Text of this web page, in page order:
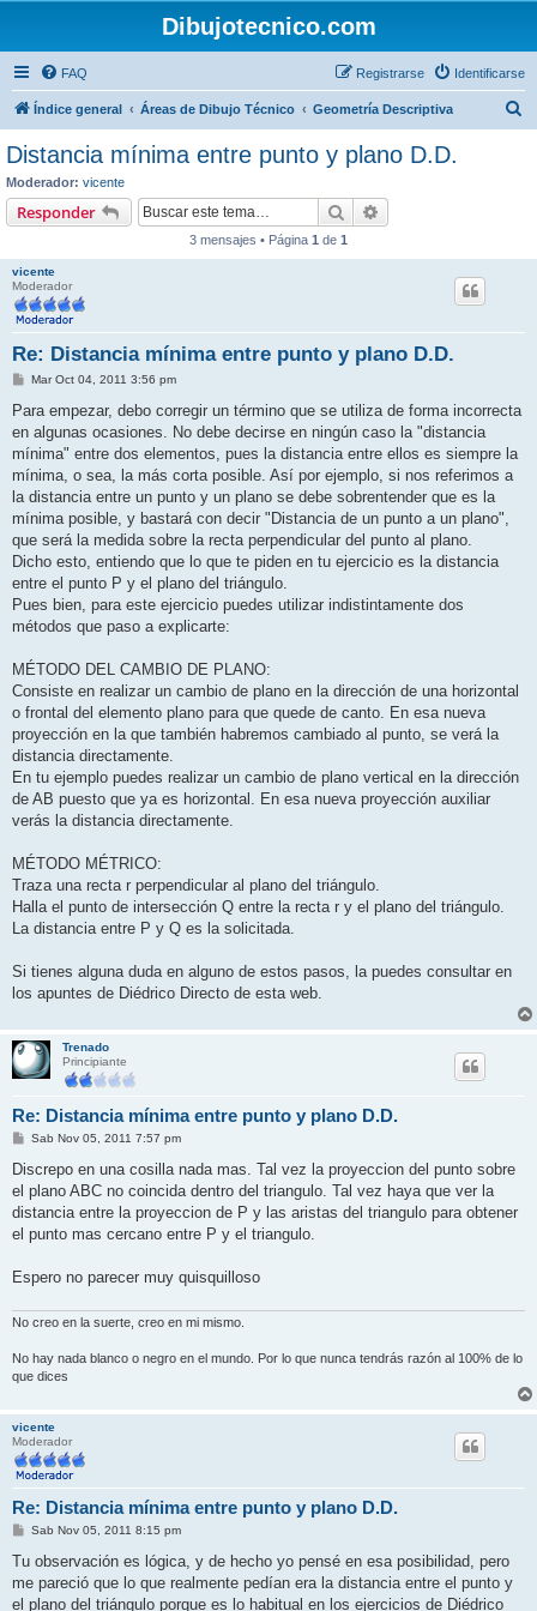
Dibujotecnico.com
FAQ Identificarse
Registrarse
Índice general Áreas de Dibujo Técnico Geometría Descriptiva
Distancia mínima entre punto y plano D.D.
Moderador: vicente
Responder Buscar
3 mensajes • Página 1 de 1
vicente
Moderador
Re: Distancia mínima entre punto y plano D.D.
M
n
a
j
Mar Oct 04, 2011 3:56 pm
Para empezar, debo corregir un término que se utiliza de forma incorrecta
en algunas ocasiones. No debe decirse en ningún caso la "distancia
mínima" entre dos elementos, pues la distancia entre ellos es siempre la
mínima, o sea, la más corta posible. Así por ejemplo, si nos referimos a
la distancia entre un punto y un plano se debe sobrentender que es la
mínima posible, y bastará con decir "Distancia de un punto a un plano",
que será la medida sobre la recta perpendicular del punto al plano.
Dicho esto, entiendo que lo que te piden en tu ejercicio es la distancia
entre el punto P y el plano del triángulo.
Pues bien, para este ejercicio puedes utilizar indistintamente dos
métodos que paso a explicarte:
MÉTODO DEL CAMBIO DE PLANO:
Consiste en realizar un cambio de plano en la dirección de una horizontal
o frontal del elemento plano para que quede de canto. En esa nueva
proyección en la que también habremos cambiado al punto, se verá la
distancia directamente.
En tu ejemplo puedes realizar un cambio de plano vertical en la dirección
de AB puesto que ya es horizontal. En esa nueva proyección auxiliar
verás la distancia directamente.
MÉTODO MÉTRICO:
Traza una recta r perpendicular al plano del triángulo.
Halla el punto de intersección Q entre la recta r y el plano del triángulo.
La distancia entre P y Q es la solicitada.
Si tienes alguna duda en alguno de estos pasos, la puedes consultar en
los apuntes de Diédrico Directo de esta web.
Trenado
Principiante
Re: Distancia mínima entre punto y plano D.D.
M
n
a
j
Sab Nov 05, 2011 7:57 pm
Discrepo en una cosilla nada mas. Tal vez la proyeccion del punto sobre
el plano ABC no coincida dentro del triangulo. Tal vez haya que ver la
distancia entre la proyeccion de P y las aristas del triangulo para obtener
el punto mas cercano entre P y el triangulo.
Espero no parecer muy quisquilloso
No creo en la suerte, creo en mi mismo.
No hay nada blanco o negro en el mundo. Por lo que nunca tendrás razón al 100% de lo
que dices
vicente
Moderador
Re: Distancia mínima entre punto y plano D.D.
M
n
a
Sab Nov 05, 2011 8:15 pm
Tu observación es lógica, y de hecho yo pensé en esa posibilidad, pero
me pareció que lo que realmente pedían era la distancia entre el punto y
el plano del triángulo porque es lo habitual en los ejercicios de Diédrico